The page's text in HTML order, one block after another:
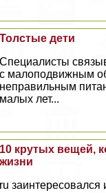
Толстые дети
Специалисты
с малоподвижным
неправильным
малых лет...
10 крутых вещей,
жизни
ru